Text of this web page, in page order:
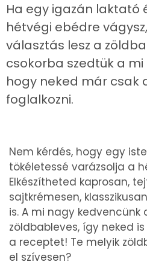
Ha egy igazán laktató
hétvégi ebédre
választás lesz a
csokorba szedtük a
hogy neked már csak
foglalkozni.
Nem kérdés, hogy egy
tökéletessé varázsolja a
Elkészítheted kaprosan,
sajtkrémesen,
is. A mi nagy kedvencünk
zöldbableves, így neked
a receptet! Te melyik
el szívesen?